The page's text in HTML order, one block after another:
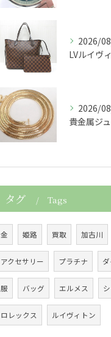
2026/
2026/
タグ Tags
金 姫路 買取 加古川
アクセサリー プラチナ
服 バッグ エルメス
ロレックス ルイヴィトン